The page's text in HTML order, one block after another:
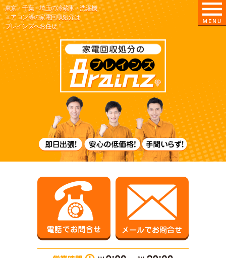
東京・千葉・埼玉の冷蔵庫・洗濯機・
エアコン等の家電回収処分は
ブレインズへお任せ！
即日出張！
電話でお問合せ